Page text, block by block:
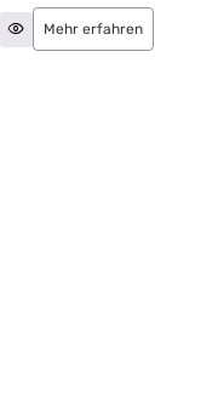
Mehr erfahren